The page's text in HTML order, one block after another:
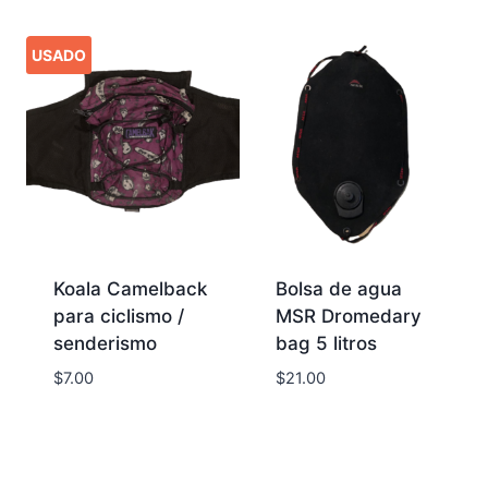
USADO
Koala Camelback
para ciclismo /
senderismo
$7.00
Bolsa de agua
MSR Dromedary
bag 5 litros
$21.00